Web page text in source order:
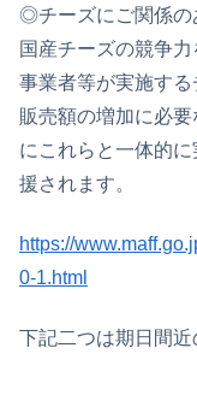
◎チーズにご関係の
国産チーズの競争
事業者等が実施す
販売額の増加に必
にこれらと一体的
援されます。
https://
0-1.html
下記二つは期日間近